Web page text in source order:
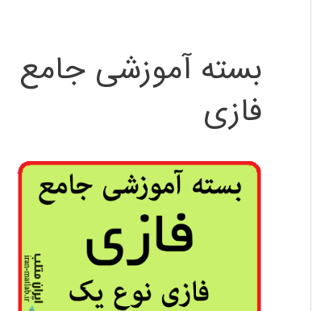
بسته آموزشی جامع
فازی